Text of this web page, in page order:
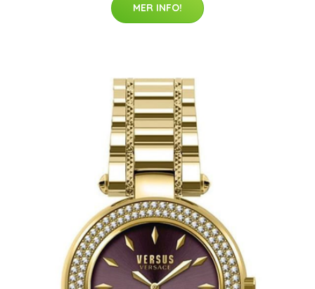
MER INFO!